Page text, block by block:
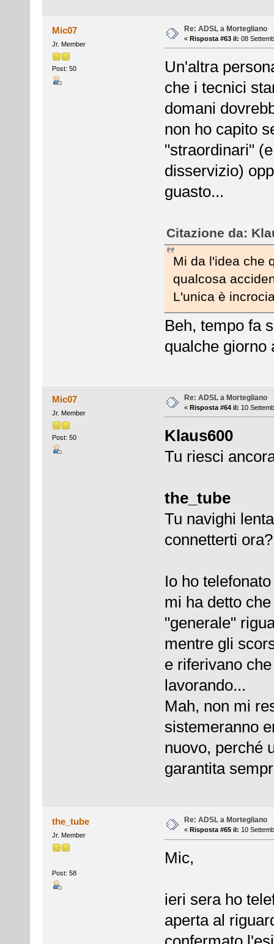
Mic07
Jr. Member
Post: 50
Re: ADSL a Mortegliano
« Risposta #63 il: 08
Un'altra
che i tecnici
domani
non ho capito
"straordinari"
disservizio)
guasto...
Citazione da:
Mi da l'idea che
qualcosa
L'unica è
Beh, tempo fa
qualche
Mic07
Jr. Member
Post: 50
Re: ADSL a Mortegliano
« Risposta #64 il: 10
Klaus600
Tu riesci
the_tube
Tu navighi
connetterti ora?
Io ho
mi ha detto
"generale"
mentre gli
e riferivano
lavorando...
Mah, non mi
sistemeranno
nuovo, perché
garantita
the_tube
Jr. Member
Post: 58
Re: ADSL a Mortegliano
« Risposta #65 il: 10
Mic,
ieri sera ho
aperta al